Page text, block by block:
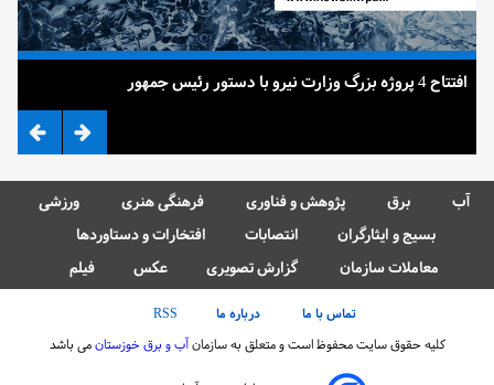
افتتاح 4 پروژه بزرگ وزارت نیرو با دستور رئیس جمهور
آب برق پژوهش و فناوری فرهنگی هنری
ورزشی
بسیج و ایثارگران
انتصابات
افتخارات و دستاوردها
معاملات سازمان
گزارش تصویری عکس فیلم
تماس با ما درباره ما
RSS
کلیه حقوق سایت محفوظ است و متعلق به سازمانآب و برق خوزستانمی باشد